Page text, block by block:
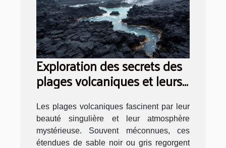
Exploration des secrets des
plages volcaniques et leurs
activités
Les plages volcaniques fascinent par leur
beauté singulière et leur atmosphère
mystérieuse. Souvent méconnues, ces
étendues de sable noir ou gris regorgent